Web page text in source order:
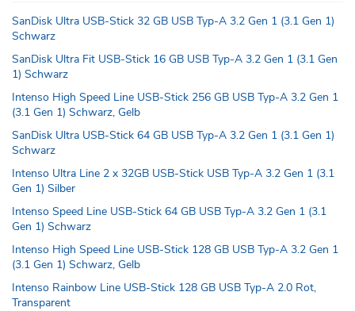
SanDisk Ultra USB-Stick 32 GB USB Typ-A 3.2 Gen 1 (3.1 Gen 1)
Schwarz
SanDisk Ultra Fit USB-Stick 16 GB USB Typ-A 3.2 Gen 1 (3.1 Gen
1) Schwarz
Intenso High Speed Line USB-Stick 256 GB USB Typ-A 3.2 Gen 1
(3.1 Gen 1) Schwarz, Gelb
SanDisk Ultra USB-Stick 64 GB USB Typ-A 3.2 Gen 1 (3.1 Gen 1)
Schwarz
Intenso Ultra Line 2 x 32GB USB-Stick USB Typ-A 3.2 Gen 1 (3.1
Gen 1) Silber
Intenso Speed Line USB-Stick 64 GB USB Typ-A 3.2 Gen 1 (3.1
Gen 1) Schwarz
Intenso High Speed Line USB-Stick 128 GB USB Typ-A 3.2 Gen 1
(3.1 Gen 1) Schwarz, Gelb
Intenso Rainbow Line USB-Stick 128 GB USB Typ-A 2.0 Rot,
Transparent